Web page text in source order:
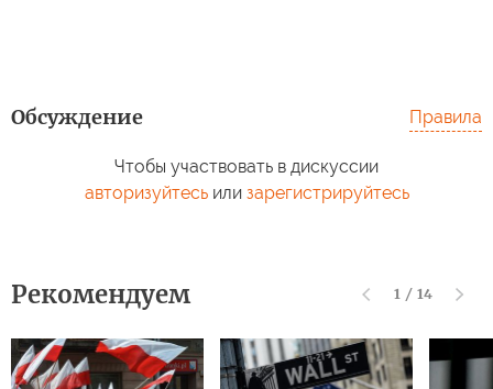
Обсуждение Правила
Чтобы участвовать в дискуссии
авторизуйтесьили зарегистрируйтесь
Рекомендуем 1 / 14